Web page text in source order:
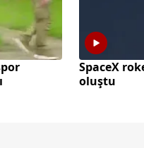
SpaceX
oluştu